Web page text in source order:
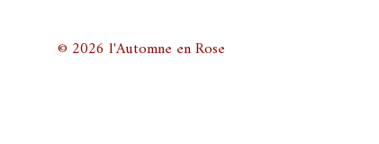
© 2026 l'Automne en Rose